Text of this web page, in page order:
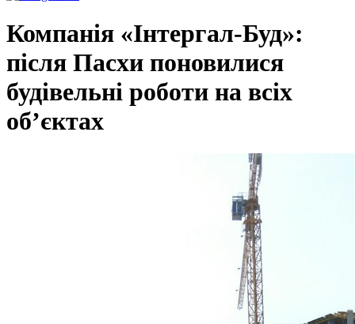
Компанія «Інтергал-Буд»:
після Пасхи поновилися
будівельні роботи на всіх
об’єктах